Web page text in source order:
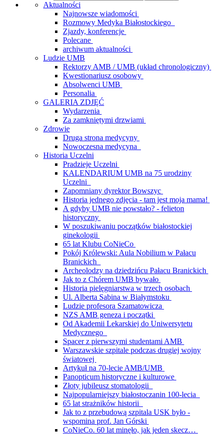
Aktualności
Najnowsze wiadomości
Rozmowy Medyka Białostockiego
Zjazdy, konferencje
Polecane
archiwum aktualności
Ludzie UMB
Rektorzy AMB / UMB (układ chronologiczny)
Kwestionariusz osobowy
Absolwenci UMB
Personalia
GALERIA ZDJĘĆ
Wydarzenia
Za zamkniętymi drzwiami
Zdrowie
Druga strona medycyny
Nowoczesna medycyna
Historia Uczelni
Pradzieje Uczelni
KALENDARIUM UMB na 75 urodziny
Uczelni
Zapomniany dyrektor Bowszyc
Historia jednego zdjęcia - tam jest moja mama!
A gdyby UMB nie powstało? - felieton
historyczny
W poszukiwaniu początków białostockiej
ginekologii
65 lat Klubu CoNieCo
Pokój Królewski: Aula Nobilium w Pałacu
Branickich
Archeolodzy na dziedzińcu Pałacu Branickich
Jak to z Chórem UMB bywało
Historia pielęgniarstwa w trzech osobach
Ul. Alberta Sabina w Białymstoku
Ludzie profesora Szamatowicza
NZS AMB geneza i początki
Od Akademii Lekarskiej do Uniwersytetu
Medycznego
Spacer z pierwszymi studentami AMB
Warszawskie szpitale podczas drugiej wojny
światowej
Artykuł na 70-lecie AMB/UMB
Panopticum historyczne i kulturowe
Złoty jubileusz stomatologii
Najpopularniejszy białostoczanin 100-lecia
65 lat strażników historii
Jak to z przebudową szpitala USK było -
wspomina prof. Jan Górski
CoNieCo. 60 lat minęło, jak jeden skecz…